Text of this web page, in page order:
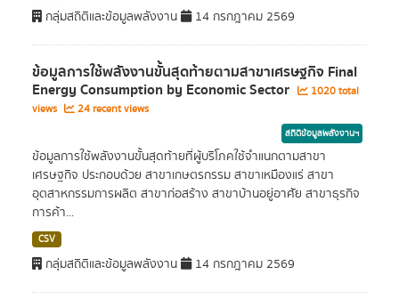
กลุ่มสถิติและข้อมูลพลังงาน 14 กรกฎาคม 2569
ข้อมูลการใช้พลังงานขั้นสุดท้ายตามสาขาเศรษฐกิจ Final
Energy Consumption by Economic Sector
1020 total
views
24 recent views
สถิติข้อมูลพลังงานฯ
ข้อมูลการใช้พลังงานขั้นสุดท้ายที่ผู้บริโภคใช้จำแนกตามสาขา
เศรษฐกิจ ประกอบด้วย สาขาเกษตรกรรม สาขาเหมืองแร่ สาขา
อุตสาหกรรมการผลิต สาขาก่อสร้าง สาขาบ้านอยู่อาศัย สาขาธุรกิจ
การค้า...
CSV
กลุ่มสถิติและข้อมูลพลังงาน 14 กรกฎาคม 2569